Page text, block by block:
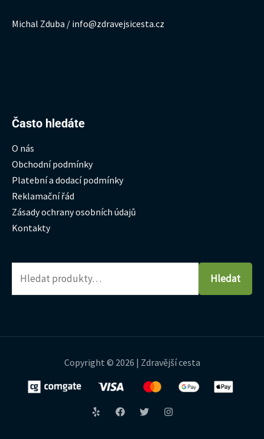
Michal Zduba / info@zdravejsicesta.cz
Často hledáte
O nás
Obchodní podmínky
Platební a dodací podmínky
Reklamační řád
Zásady ochrany osobních údajů
Kontakty
Hledat:
Hledat
Copyright © 2026 | Zdravější cesta